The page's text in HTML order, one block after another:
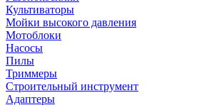
Культиваторы
Мойки высокого давления
Мотоблоки
Насосы
Пилы
Триммеры
Строительный инструмент
Адаптеры